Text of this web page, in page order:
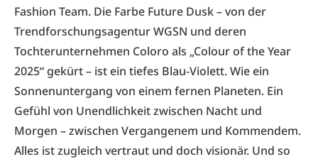
Fashion Team. Die Farbe Future Dusk – von der
Trendforschungsagentur WGSN und deren
Tochterunternehmen Coloro als „Colour of the Year
2025“ gekürt – ist ein tiefes Blau-Violett. Wie ein
Sonnenuntergang von einem fernen Planeten. Ein
Gefühl von Unendlichkeit zwischen Nacht und
Morgen – zwischen Vergangenem und Kommendem.
Alles ist zugleich vertraut und doch visionär. Und so